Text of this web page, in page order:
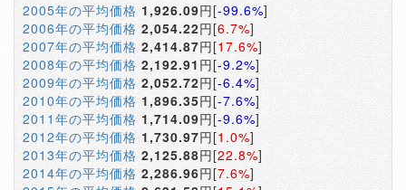
2005年の平均価格 1,926.09円[-99.6%]
2006年の平均価格 2,054.22円[6.7%]
2007年の平均価格 2,414.87円[17.6%]
2008年の平均価格 2,192.91 円[-9.2%]
2009年の平均価格 2,052.72円[-6.4%]
2010年の平均価格 1,896.35円[-7.6%]
2011年の平均価格 1,714.09円[-9.6%]
2012年の平均価格 1,730.97円[1.0%]
2013年の平均価格 2,125.88円[22.8%]
2014年の平均価格 2,286.96円[7.6%]